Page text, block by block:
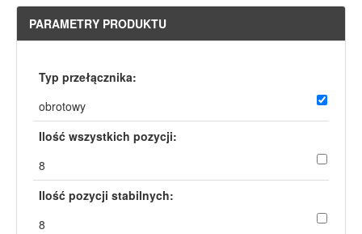
PARAMETRY PRODUKTU
Typ przełącznika:
obrotowy
Ilość wszystkich pozycji:
8
Ilość pozycji stabilnych:
8